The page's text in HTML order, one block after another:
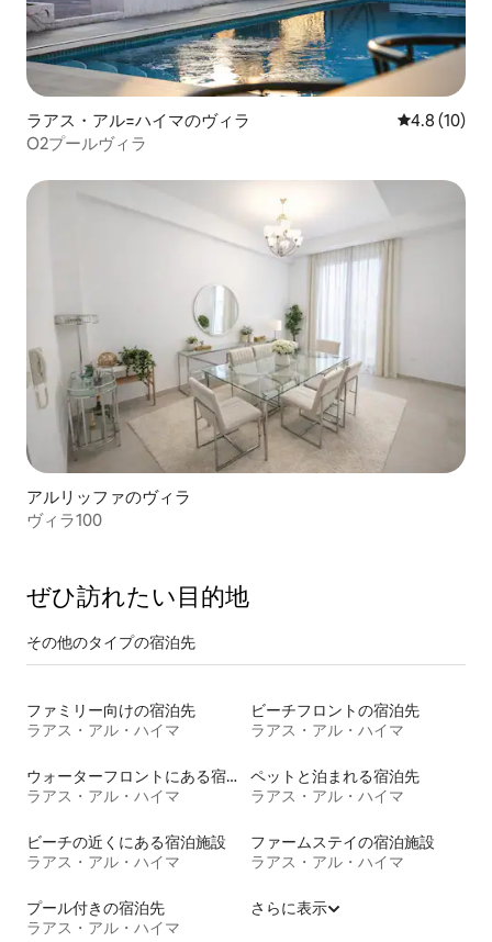
ラアス・アル=ハイマのヴィラ レビュー10
4.8 (10)
O2プールヴィラ
アルリッファのヴィラ
ヴィラ100
ぜひ訪⁠れ⁠た⁠い目⁠的⁠地
その他のタ⁠イ⁠プ⁠の宿⁠泊⁠先
ファミリー向けの宿泊先
ラアス・アル・ハイマ
ビーチフロントの宿泊先
ラアス・アル・ハイマ
ウォーターフロントにある宿泊施設
ラアス・アル・ハイマ
ペットと泊まれる宿泊先
ラアス・アル・ハイマ
ビーチの近くにある宿泊施設
ラアス・アル・ハイマ
ファームステイの宿泊施設
ラアス・アル・ハイマ
プール付きの宿泊先
ラアス・アル・ハイマ
さらに表示